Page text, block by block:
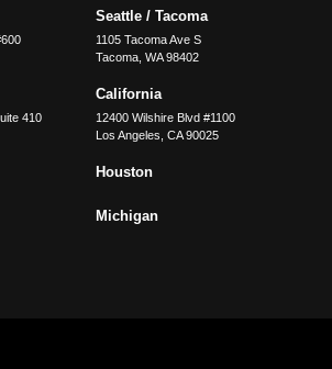
Seattle / Tacoma
1105 Tacoma Ave S
Tacoma, WA 98402
410
California
12400 Wilshire Blvd #1100
Los Angeles CA 90025
Houston
Michigan